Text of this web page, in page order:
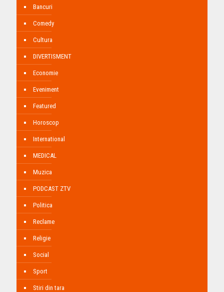
Bancuri
Comedy
Cultura
DIVERTISMENT
Economie
Eveniment
Featured
Horoscop
International
MEDICAL
Muzica
PODCAST ZTV
Politica
Reclame
Religie
Social
Sport
Stiri din tara